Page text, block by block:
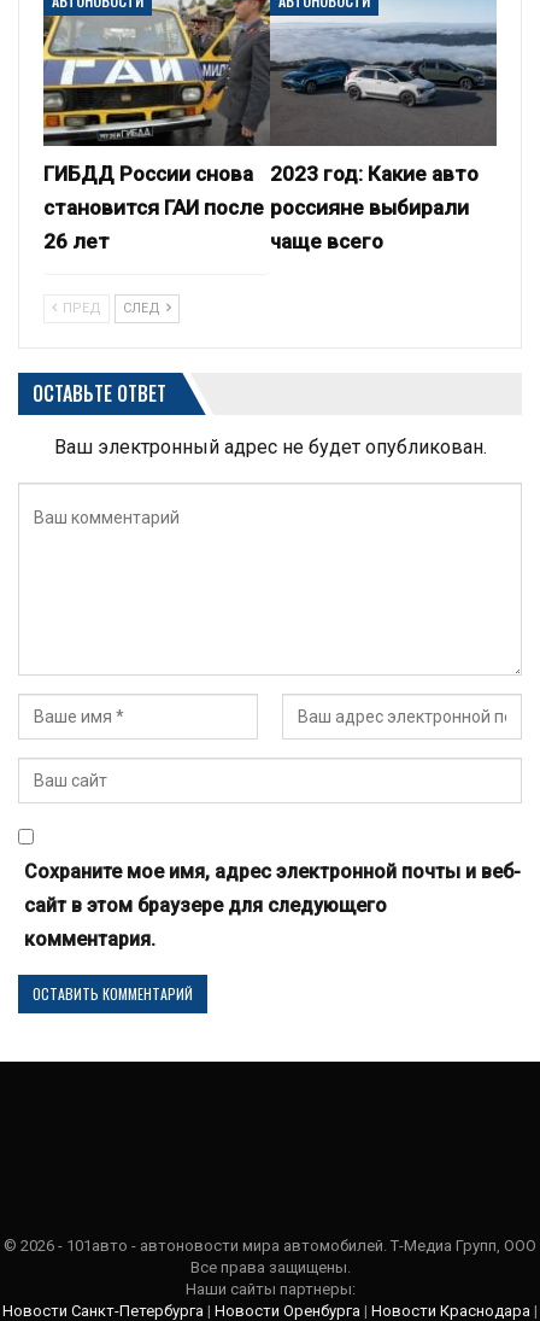
ГИБДД России снова
становится ГАИ после
26 лет
2023 год: Какие авто
россияне выбирали
чаще всего
ПРЕД СЛЕД
ОСТАВЬТЕ ОТВЕТ
Ваш электронный адрес не будет опубликован.
Сохраните мое имя, адрес электронной почты и веб-
сайт в этом браузере для следующего
комментария.
© 2026 - 101авто - автоновости мира автомобилей. Т-Медиа Групп, ООО
Все права защищены.
Наши сайты партнеры:
Новости Санкт-Петербурга | Новости Оренбурга | Новости Краснодара |